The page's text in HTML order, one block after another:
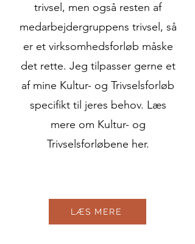
trivsel, men også resten af
medarbejdergruppens trivsel, så
er et virksomhedsforløb måske
det rette. Jeg tilpasser gerne et
af mine Kultur- og Trivselsforløb
specifikt til jeres behov. Læs
mere om Kultur- og
Trivselsforløbene her.
LÆS MERE